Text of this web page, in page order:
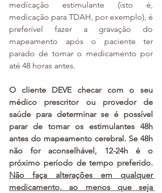
medicação estimulante (isto é,
medicação para TDAH, por exemplo), é
preferível fazer a gravação do
mapeamento após o paciente ter
parado de tomar o medicamento por
até 48 horas antes.
O cliente DEVE checar com o seu
médico prescritor ou provedor de
saúde para determinar se é possível
parar de tomar os estimulantes 48h
antes do mapeamento cerebral. Se 48h
não for aconselhável, 12-24h é o
Não faça alterações em qualquer
medicamento, ao menos que seja